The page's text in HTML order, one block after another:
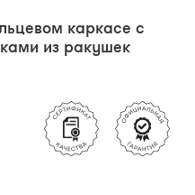
каркасе с
из ракушек